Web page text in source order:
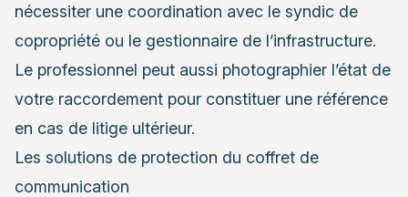
nécessiter une coordination avec le syndic de
copropriété ou le gestionnaire de l’infrastructure.
Le professionnel peut aussi photographier l’état de
votre raccordement pour constituer une référence
en cas de litige ultérieur.
Les solutions de protection du coffret de
communication